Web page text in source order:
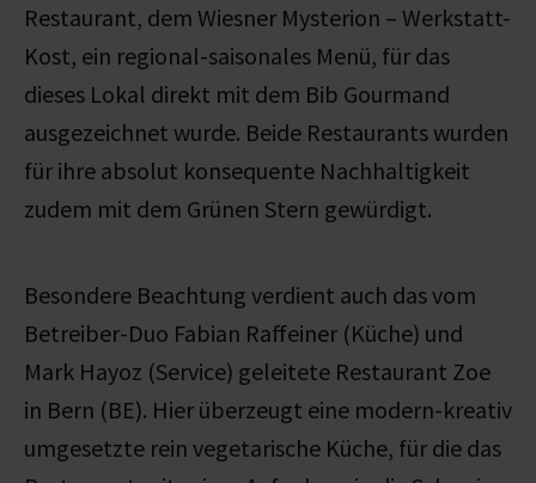
Restaurant, dem Wiesner Mysterion – Werkstatt-
Kost, ein regional-saisonales Menü, für das
dieses Lokal direkt mit dem Bib Gourmand
ausgezeichnet wurde. Beide Restaurants wurden
für ihre absolut konsequente Nachhaltigkeit
zudem mit dem Grünen Stern gewürdigt.
Besondere Beachtung verdient auch das vom
Betreiber-Duo Fabian Raffeiner (Küche) und
Mark Hayoz (Service) geleitete Restaurant Zoe
in Bern (BE). Hier überzeugt eine modern-kreativ
umgesetzte rein vegetarische Küche, für die das